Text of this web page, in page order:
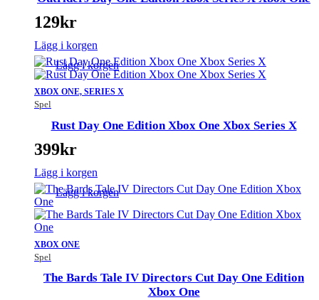
129kr
Lägg i korgen
XBOX ONE, SERIES X
Spel
Lägg i korgen
Rust Day One Edition Xbox One Xbox Series X
399kr
Lägg i korgen
XBOX ONE
Spel
Lägg i korgen
The Bards Tale IV Directors Cut Day One Edition
Xbox One